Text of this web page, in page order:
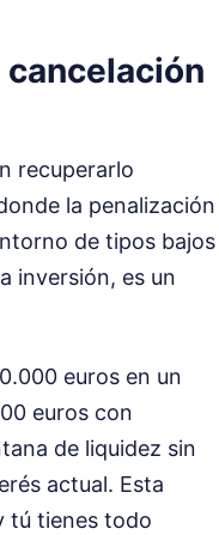
recuperarlo
la penalización
de tipos bajos
inversión, es un
euros en un
euros con
de liquidez sin
actual. Esta
tú tienes todo